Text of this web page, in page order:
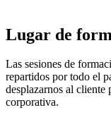
Lugar de
Las sesiones de
repartidos por todo el
desplazarnos al
corporativa.